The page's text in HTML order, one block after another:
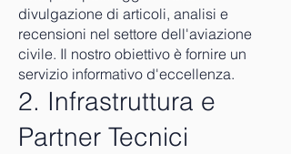
divulgazione di articoli, analisi e
recensioni nel settore dell'aviazione
civile. Il nostro obiettivo è fornire un
servizio informativo d'eccellenza.
2. Infrastruttura e
Partner Tecnici